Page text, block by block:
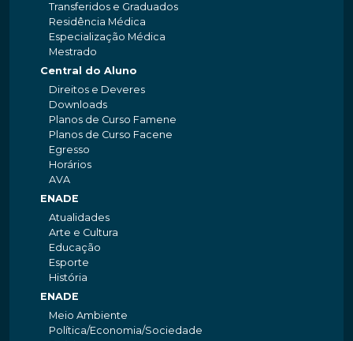
Transferidos e Graduados
Residência Médica
Especialização Médica
Mestrado
Central do Aluno
Direitos e Deveres
Downloads
Planos de Curso Famene
Planos de Curso Facene
Egresso
Horários
AVA
ENADE
Atualidades
Arte e Cultura
Educação
Esporte
História
ENADE
Meio Ambiente
Política/Economia/Sociedade